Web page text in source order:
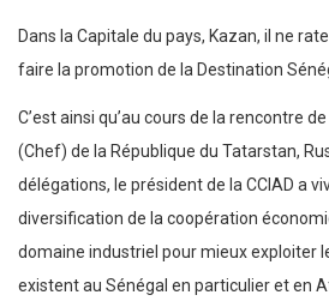
Dans la Capitale du pays, Kazan, il ne
faire la promotion de la Destination
C’est ainsi qu’au cours de la rencontre
(Chef) de la République du Tatarstan,
délégations, le président de la CCIAD a
diversification de la coopération
domaine industriel pour mieux exploiter
existent au Sénégal en particulier et en